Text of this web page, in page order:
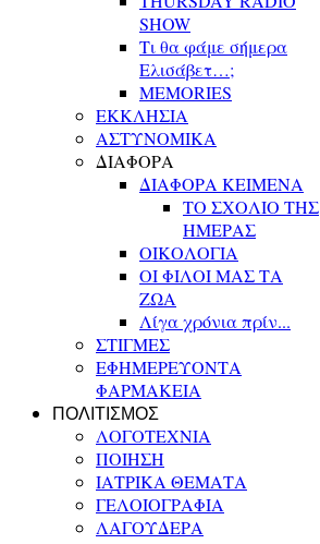
SHOW
Τι θα φάμε σήμερα
Ελισάβετ…;
MEMORIES
ΕΚΚΛΗΣΙΑ
ΑΣΤΥΝΟΜΙΚΑ
ΔΙΑΦΟΡΑ
ΔΙΑΦΟΡΑ ΚΕΙΜΕΝΑ
ΤΟ ΣΧΟΛΙΟ ΤΗΣ
ΗΜΕΡΑΣ
ΟΙΚΟΛΟΓΙΑ
ΟΙ ΦΙΛΟΙ ΜΑΣ ΤΑ
ΖΩΑ
Λίγα χρόνια πρίν...
ΣΤΙΓΜΕΣ
ΕΦΗΜΕΡΕΥΟΝΤΑ
ΦΑΡΜΑΚΕΙΑ
ΠΟΛΙΤΙΣΜΟΣ
ΛΟΓΟΤΕΧΝΙΑ
ΠΟΙΗΣΗ
ΙΑΤΡΙΚΑ ΘΕΜΑΤΑ
ΓΕΛΟΙΟΓΡΑΦΙΑ
ΛΑΓΟΥΔΕΡΑ